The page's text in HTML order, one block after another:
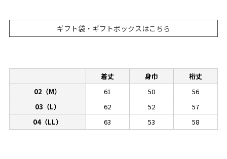
ギフト袋・ギフトボックスはこちら
着丈 身巾
裄丈
02（M）
61 50
56
03（L）
62 52
57
04（LL）
63 53 58